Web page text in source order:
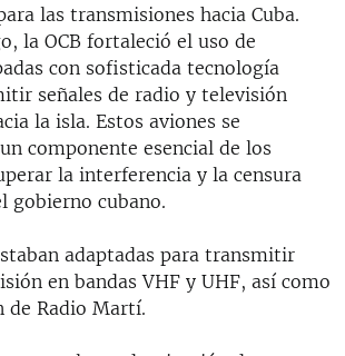
las transmisiones hacia Cuba.
la OCB fortaleció el uso de
con sofisticada tecnología
señales de radio y televisión
la isla. Estos aviones se
componente esencial de los
la interferencia y la censura
gobierno cubano.
adaptadas para transmitir
en bandas VHF y UHF, así como
de Radio Martí.